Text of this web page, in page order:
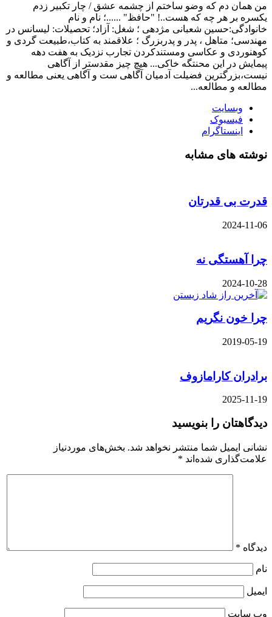
من همان دم که وضو ساختم از چشمه عشق / چار تکبیر زدم
یکسره بر هر چه که هست..! "حافظ" ......؛ نام و نام
خانوادگی:حسین شعبانی مژدهی ؛ شغل: آزاد؛ تحصیلات: لیسانس در
مهندسی؛ متاهل ، پدر و پدربزرگ ؛ علاقمند به کتاب،طبیعت گردی و
کوهنوردی و عکاسی ومستندکردن تجارب نزدیک به هفت دهه
پیمایش در این محنتگه خاکی... هیچ چیز مقدستر از آگاهی
نیست،بزرگترین فضیلت آدمیان آگاهی ست و آگاهی یعنی مطالعه و
مطالعه و مطالعه...
وبسایت
فیسبوک
اینستاگرام
نوشته های مشابه
قدرت بی قدرتان
2024-11-06
چرا آهستگی نه
2024-10-28
چرا خون نگریم
2019-05-19
برادران کارامازوف
2025-11-19
دیدگاهتان را بنویسید
نشانی ایمیل شما منتشر نخواهد شد. بخش‌های موردنیاز
علامت‌گذاری شده‌اند *
دیدگاه *
نام
ایمیل
وب‌ سایت